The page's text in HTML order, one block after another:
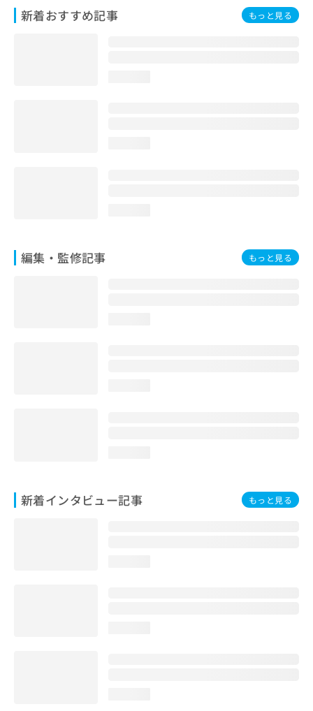
新着おすすめ記事 もっと見る
編集・監修記事 もっと見る
新着インタビュー記事 もっと見る
お
問